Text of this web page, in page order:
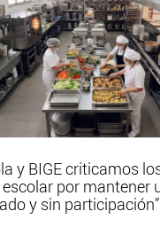
y BIGE criticamos
por mantener
y sin participación”